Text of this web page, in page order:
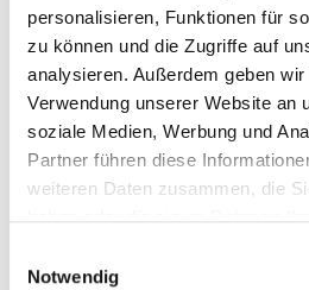
personalisieren, Funktionen für
zu können und die Zugriffe auf
analysieren. Außerdem geben
Verwendung unserer Website an
soziale Medien, Werbung und
Partner führen diese
weiteren Daten zusammen, die
Notwendig
größere Feiern oder als
Gröhl Piont Noir Oppenheimer
exzellenter Wein, der das Beste
Traube hervorbringt und ein
Geschmackserlebnis bietet.